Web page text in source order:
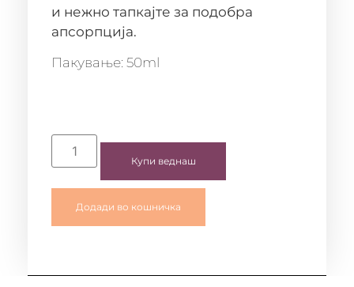
и нежно тапкајте за подобра
апсорпција.
Пакување: 50ml
Купи веднаш
Додади во кошничка